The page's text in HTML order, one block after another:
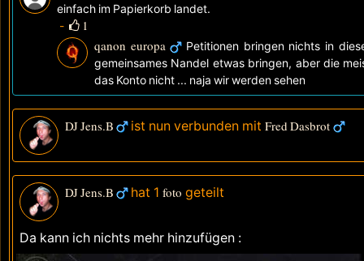
einfach im Papierkorb landet.
-
1
qanon europa
Petitionen bringen nichts in
gemeinsames Nandel etwas bringen, aber die
das Konto nicht ... naja wir werden sehen
DJ Jens.B ist nun verbunden mit Fred Dasbrot
DJ Jens.B hat 1 foto geteilt
Da kann ich nichts mehr hinzufügen :